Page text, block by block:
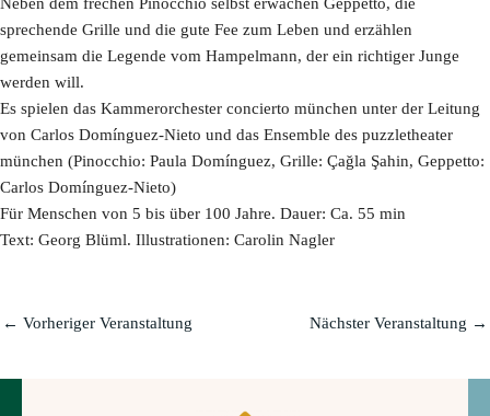
sprechende Grille und die gute Fee zum Leben und erzählen
gemeinsam die Legende vom Hampelmann, der ein richtiger Junge
werden will.
Es spielen das Kammerorchester concierto münchen unter der Leitung
von Carlos Domínguez-Nieto und das Ensemble des puzzletheater
münchen (Pinocchio: Paula Domínguez, Grille: Çağla Şahin, Geppetto:
Carlos Domínguez-Nieto)
Für Menschen von 5 bis über 100 Jahre. Dauer: Ca. 55 min
Text: Georg Blüml. Illustrationen: Carolin Nagler
← Vorheriger Veranstaltung Nächster Veranstaltung →